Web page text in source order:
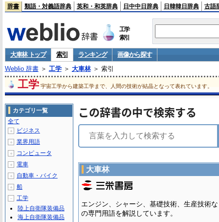
辞書 類語・対義語辞典 英和・和英辞典 日中中日辞典 日韓韓日辞典 古語
工学
索引
大車林 トップ 索引 ランキング
画像から探す
Weblio 辞書＞ 工学＞ 大車林＞ 索引
工学 宇宙工学から建築工学まで、人間の技術が結晶となって表れています。
この辞書の中で検索する
大車林
エンジン、シャーシ、基礎技術、生産技術
の専門用語を解説しています。
カテゴリ一覧
全て
＋ ビジネス
＋ 業界用語
＋ コンピュータ
＋ 電車
＋ 自動車・バイク
＋ 船
－
工学
陸上自衛隊装備品
海上自衛隊装備品